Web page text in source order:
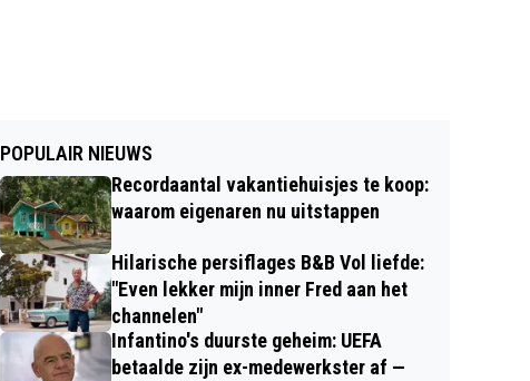
POPULAIR NIEUWS
Recordaantal vakantiehuisjes te koop:
waarom eigenaren nu uitstappen
Hilarische persiflages B&B Vol liefde:
"Even lekker mijn inner Fred aan het
channelen"
Infantino's duurste geheim: UEFA
betaalde zijn ex-medewerkster af —